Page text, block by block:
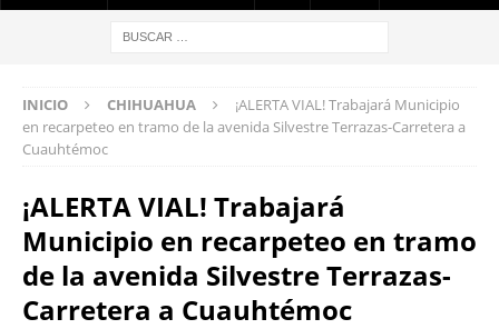
INICIO CHIHUAHUA
¡ALERTA VIAL! Trabajará Municipio
en recarpeteo en tramo de la avenida Silvestre Terrazas-Carretera a
Cuauhtémoc
¡ALERTA VIAL! Trabajará
Municipio en recarpeteo en tramo
de la avenida Silvestre Terrazas-
Carretera a Cuauhtémoc